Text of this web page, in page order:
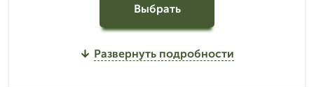
Выбрать
Развернуть подробности